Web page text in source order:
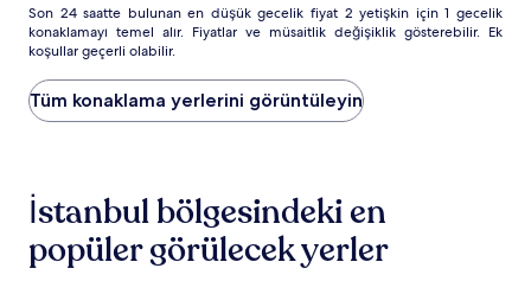
Son
24
saatte
bulunan
en
düşük
yetişkin
için
1
gecelik
Son 24 saatte bulunan en düşük gecelik fiyat 2 yetişkin için 1 gecelik
konaklamayı temel alır. Fiyatlar ve müsaitlik değişiklik gösterebilir. Ek
koşullar geçerli olabilir.
Tüm konaklama yerlerini görüntüleyin
İstanbul bölgesindeki en
popüler görülecek yerler